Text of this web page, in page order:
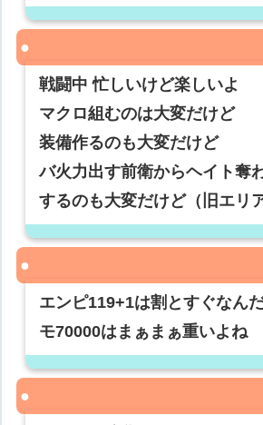
戦闘中 忙しいけど楽しいよ
マクロ組むのは大変だけど
装備作るのも大変だけど
バ火力出す前衛からヘイト奪
するのも大変だけど（旧エリ
エンピ119+1は割とすぐなん
モ70000はまぁまぁ重いよね